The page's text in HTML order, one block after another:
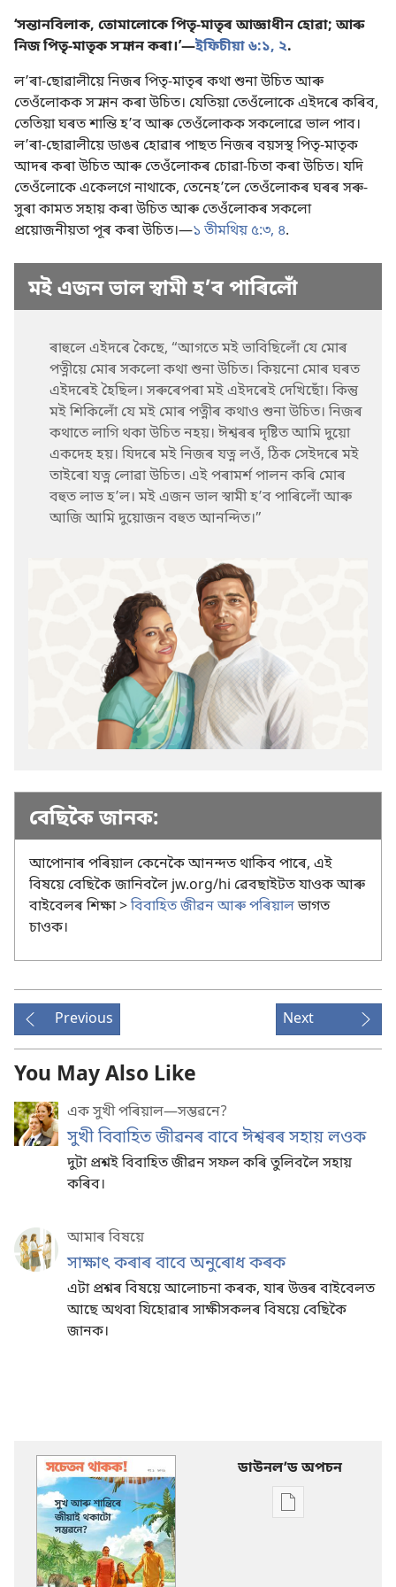
‘সন্তানবিলাক, তোমালোকে পিতৃ-মাতৃৰ আজ্ঞাধীন হোৱা; আৰু
নিজ পিতৃ-মাতৃক সন্মান কৰা।’—ইফিচীয়া ৬:১, ২.
লʼৰা-ছোৱালীয়ে নিজৰ পিতৃ-মাতৃৰ কথা শুনা উচিত আৰু
তেওঁলোকক সন্মান কৰা উচিত। যেতিয়া তেওঁলোকে এইদৰে কৰিব,
তেতিয়া ঘৰত শান্তি হʼব আৰু তেওঁলোকক সকলোৱে ভাল পাব।
লʼৰা-ছোৱালীয়ে ডাঙৰ হোৱাৰ পাছত নিজৰ বয়সস্থ পিতৃ-মাতৃক
আদৰ কৰা উচিত আৰু তেওঁলোকৰ চোৱা-চিতা কৰা উচিত। যদি
তেওঁলোকে একেলগে নাথাকে, তেনেহʼলে তেওঁলোকৰ ঘৰৰ সৰু-
সুৰা কামত সহায় কৰা উচিত আৰু তেওঁলোকৰ সকলো
প্ৰয়োজনীয়তা পূৰ কৰা উচিত।—১ তীমথিয় ৫:৩, ৪.
মই এজন ভাল স্বামী হʼব পাৰিলোঁ
ৰাহুলে এইদৰে কৈছে, “আগতে মই ভাবিছিলোঁ যে মোৰ
পত্নীয়ে মোৰ সকলো কথা শুনা উচিত। কিয়নো মোৰ ঘৰত
এইদৰেই হৈছিল। সৰুৰেপৰা মই এইদৰেই দেখিছোঁ। কিন্তু
মই শিকিলোঁ যে মই মোৰ পত্নীৰ কথাও শুনা উচিত। নিজৰ
কথাতে লাগি থকা উচিত নহয়। ঈশ্বৰৰ দৃষ্টিত আমি দুয়ো
একদেহ হয়। যিদৰে মই নিজৰ যত্ন লওঁ, ঠিক সেইদৰে মই
তাইৰো যত্ন লোৱা উচিত। এই পৰামৰ্শ পালন কৰি মোৰ
বহুত লাভ হʼল। মই এজন ভাল স্বামী হʼব পাৰিলোঁ আৰু
আজি আমি দুয়োজন বহুত আনন্দিত।”
বেছিকৈ জানক:
আপোনাৰ পৰিয়াল কেনেকৈ আনন্দত থাকিব পাৰে, এই
বিষয়ে বেছিকৈ জানিবলৈ jw.org/hi ৱেবছাইটত যাওক আৰু
বাইবেলৰ শিক্ষা >বিবাহিত জীৱন আৰু পৰিয়ালভাগত
চাওক।
Previous Next
You May Also Like
এক সুখী পৰিয়াল—সম্ভৱনে?
সুখী বিবাহিত জীৱনৰ বাবে ঈশ্বৰৰ সহায় লওক
দুটা প্ৰশ্নই বিবাহিত জীৱন সফল কৰি তুলিবলৈ সহায়
কৰিব।
আমাৰ বিষয়ে
সাক্ষাৎ কৰাৰ বাবে অনুৰোধ কৰক
এটা প্ৰশ্নৰ বিষয়ে আলোচনা কৰক, যাৰ উত্তৰ বাইবেলত
আছে অথবা যিহোৱাৰ সাক্ষীসকলৰ বিষয়ে বেছিকৈ
জানক।
ডাউনলʼড অপচন
Publication